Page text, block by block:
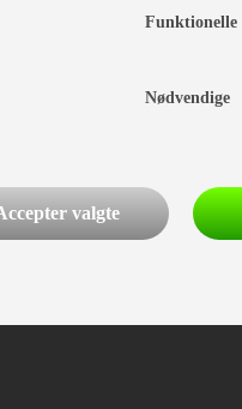
FRITEKST
Funktionelle
Nødvendige
valgte